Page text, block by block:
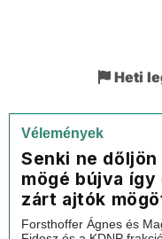
Heti
Vélemények
Senki ne
mögé bújva
zárt ajtók
Forsthoffer Ágnes és